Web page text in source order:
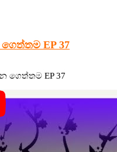
EP 37
ගෙත්තම EP 37